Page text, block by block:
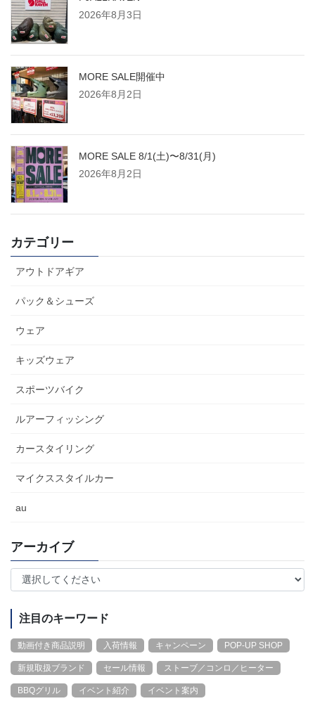
2026年8月3日
MORE SALE開催中
2026年8月2日
MORE SALE 8/1(土)〜8/31(月)
2026年8月2日
カテゴリー
アウトドアギア
パック＆シューズ
ウェア
キッズウェア
スポーツバイク
ルアーフィッシング
カースタイリング
マイクススタイルカー
au
アーカイブ
注目のキーワード
動画付き商品説明 入荷情報 キャンペーン POP-UP SHOP
新規取扱ブランド セール情報 ストーブ／コンロ／ヒーター
BBQグリル イベント紹介 イベント案内